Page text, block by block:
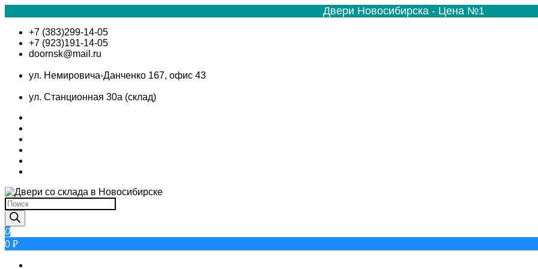
Двери Новосибирска - Цена №1
Skip
content
+7 (383)299-14-05
+7 (923)191-14-05
doornsk@mail.ru
ул. Немировича-Данченко 167, офис 43
ул. Станционная 30а (склад)
Поиск
товаров
0
0 ₽